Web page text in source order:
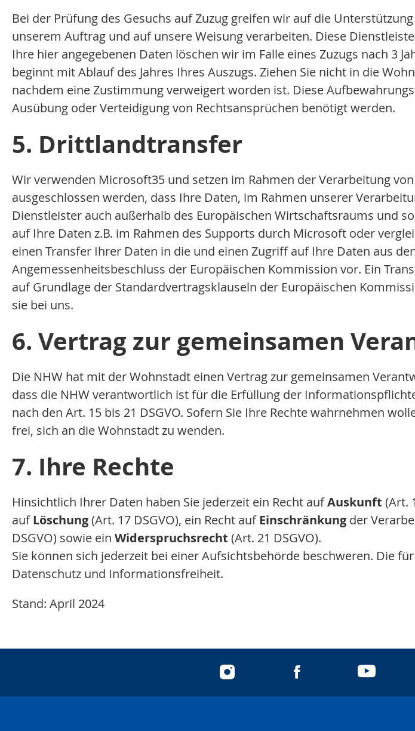
Bei der Prüfung des Gesuchs auf Zuzug greifen wir auf die
unserem Auftrag und auf unsere Weisung verarbeiten. Diese
Ihre hier angegebenen Daten löschen wir im Falle eines Zuzugs nach 3
beginnt mit Ablauf des Jahres Ihres Auszugs. Ziehen Sie nicht in die
nachdem eine Zustimmung verweigert worden ist. Diese
Ausübung oder Verteidigung von Rechtsansprüchen benötigt werden.
5. Drittlandtransfer
Wir verwenden Microsoft35 und setzen im Rahmen der Verarbeitung
ausgeschlossen werden, dass Ihre Daten, im Rahmen unserer
Dienstleister auch außerhalb des Europäischen Wirtschaftsraums und
auf Ihre Daten z.B. im Rahmen des Supports durch Microsoft oder
einen Transfer Ihrer Daten in die und einen Zugriff auf Ihre Daten aus
Angemessenheitsbeschluss der Europäischen Kommission vor. Ein
auf Grundlage der Standardvertragsklauseln der Europäischen
sie bei uns.
6. Vertrag zur gemeinsamen
Die NHW hat mit der Wohnstadt einen Vertrag zur gemeinsamen
dass die NHW verantwortlich ist für die Erfüllung der
nach den Art. 15 bis 21 DSGVO. Sofern Sie Ihre Rechte wahrnehmen
frei, sich an die Wohnstadt zu wenden.
7. Ihre Rechte
Hinsichtlich Ihrer Daten haben Sie jederzeit ein Recht aufAuskunft (Art.
aufLöschung(Art. 17 DSGVO), ein Recht aufEinschränkung der
DSGVO) sowie ein Widerspruchsrecht (Art. 21 DSGVO).
Sie können sich jederzeit bei einer Aufsichtsbehörde beschweren. Die
Datenschutz und Informationsfreiheit.
Stand: April 2024
instagramfacebook youtube